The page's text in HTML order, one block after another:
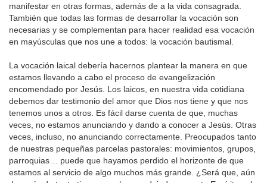
manifestar en otras formas, además de a la vida consagrada.
También que todas las formas de desarrollar la vocación son
necesarias y se complementan para hacer realidad esa vocación
en mayúsculas que nos une a todos: la vocación bautismal.
La vocación laical debería hacernos plantear la manera en que
estamos llevando a cabo el proceso de evangelización
encomendado por Jesús. Los laicos, en nuestra vida cotidiana
debemos dar testimonio del amor que Dios nos tiene y que nos
tenemos unos a otros. Es fácil darse cuenta de que, muchas
veces, no estamos anunciando y dando a conocer a Jesús. Otras
veces, incluso, no anunciando correctamente. Preocupados tanto
de nuestras pequeñas parcelas pastorales: movimientos, grupos,
parroquias… puede que hayamos perdido el horizonte de que
estamos al servicio de algo muchos más grande. ¿Será que, aún